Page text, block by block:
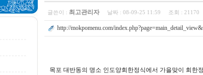
글쓴이 : 최고관리자 날짜 : 08-09-25 11:59 조회 : 21170
http://mokpomenu.com/
목포 대반동의 명소 인도양회한정식에서 가을맞이 회한